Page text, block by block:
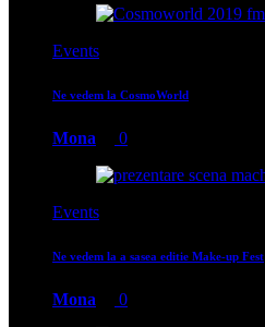
Events
Ne vedem la CosmoWorld
Mona 0
Events
Ne vedem la a sasea editie Make-up Fest
Mona 0